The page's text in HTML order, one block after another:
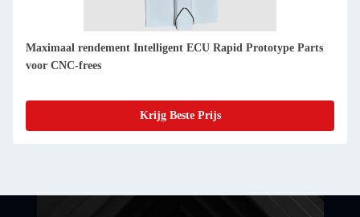
Geavanceerde CNC-freesmachines voor de productie van
prototypes van intelligente ECU's
Krijg Beste Prijs